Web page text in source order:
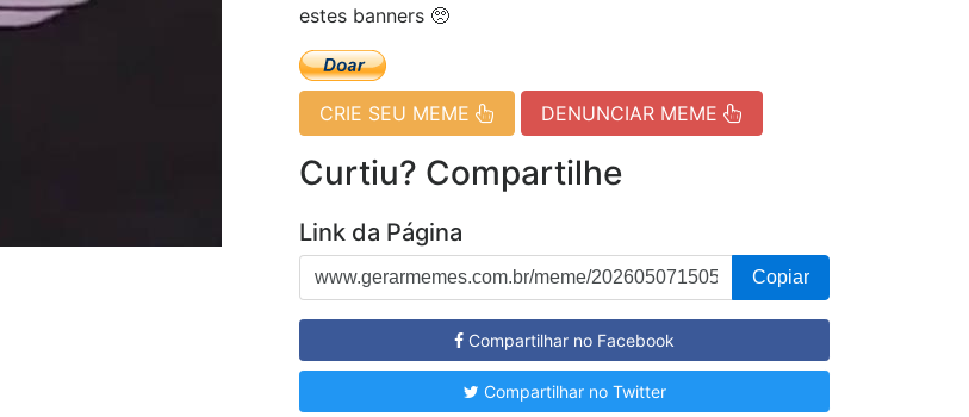
estes banners 🥺
CRIE SEU MEME DENUNCIAR MEME
Curtiu? Compartilhe
Link da Página
Copiar
Compartilhar no Facebook
Compartilhar no Twitter